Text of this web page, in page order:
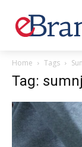
Home Tags
Tag: